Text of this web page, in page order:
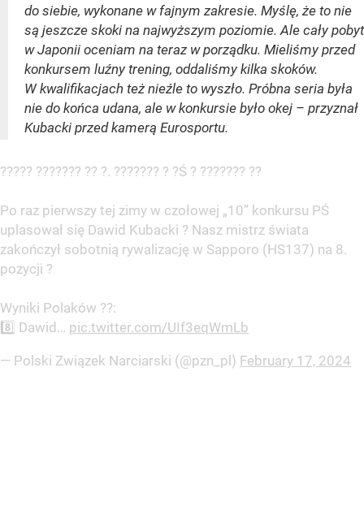
do siebie, wykonane w fajnym zakresie. Myślę, że to nie
są jeszcze skoki na najwyższym poziomie. Ale cały pobyt
w Japonii oceniam na teraz w porządku. Mieliśmy przed
konkursem luźny trening, oddaliśmy kilka skoków.
W kwalifikacjach też nieźle to wyszło. Próbna seria była
nie do końca udana, ale w konkursie było okej – przyznał
Kubacki przed kamerą Eurosportu.
????? ??????? ?? ?. ??????? ? ?Ś ? ??????? ??
Po raz pierwszy tej zimy w czołowej „10” konkursu PŚ
uplasował się Dawid Kubacki ? Nasz mistrz świata
zakończył sobotnią rywalizację w Sapporo (HS137) na 8.
pozycji ?
Wyniki Polaków ??:
8️⃣ Dawid… pic.twitter.com/UIf3eqWmLb
— Polski Związek Narciarski (@pzn_pl) February 17, 2024